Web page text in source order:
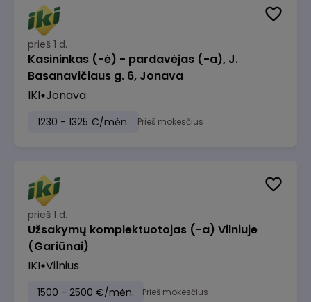
prieš 1 d.
Kasininkas (-ė) - pardavėjas (-a), J.
Basanavičiaus g. 6, Jonava
IKI Jonava
1230 - 1325 €/mėn. Prieš mokesčius
prieš 1 d.
Užsakymų komplektuotojas (-a) Vilniuje
(Gariūnai)
IKI Vilnius
1500 - 2500 €/mėn. Prieš mokesčius